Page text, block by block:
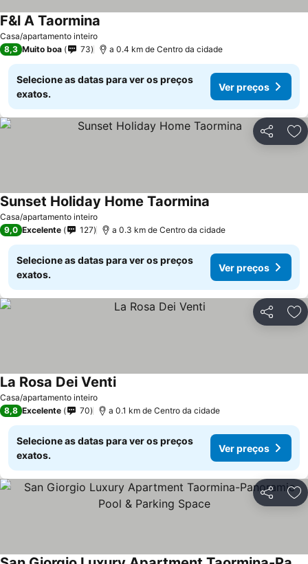
Casa/apartamento inteiro
F&l A Taormina
8,3 Muito boa 73 a 0.4 km de Centro da cidade
Selecione as datas para ver os preços
exatos.
Ver preços
Partilhar
Casa/apartamento inteiro
Sunset Holiday Home Taormina
9,0 Excelente 127 a 0.3 km de Centro da cidade
Selecione as datas para ver os preços
exatos.
Ver preços
Partilhar
Casa/apartamento inteiro
La Rosa Dei VentiVer preços
8,8 Excelente 70 a 0.1 km de Centro da cidade
Selecione as datas para ver os preços
exatos.
Ver preços
Partilhar